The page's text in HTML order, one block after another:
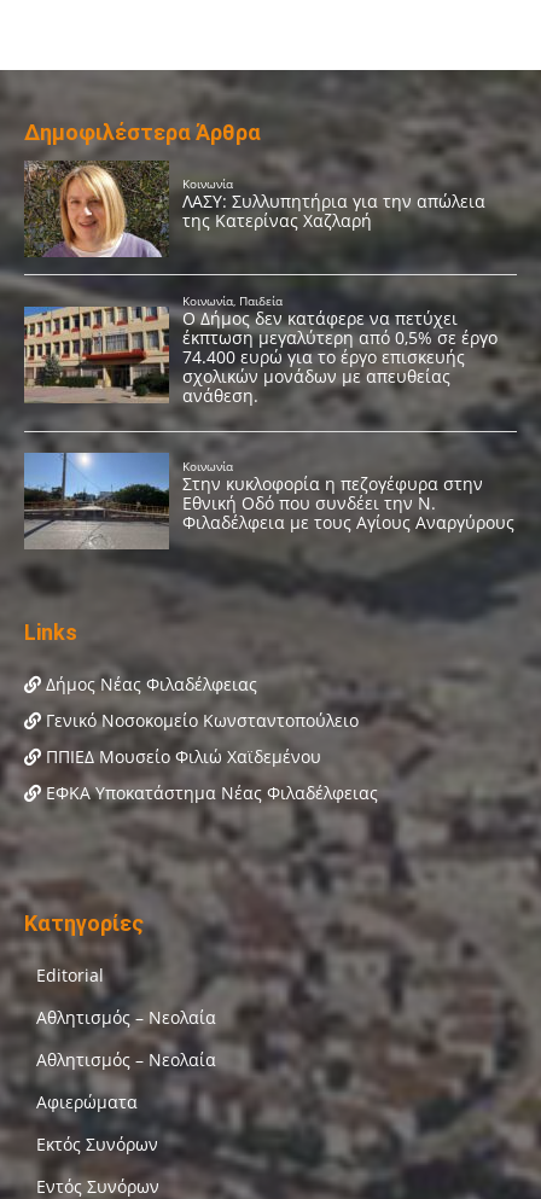
Δημοφιλέστερα Άρθρα
Links
Δήμος Νέας Φιλαδέλφειας
Γενικό Νοσοκομείο Κωνσταντοπούλειο
ΠΠΙΕΔ Μουσείο Φιλιώ Χαϊδεμένου
ΕΦΚΑ Υποκατάστημα Νέας Φιλαδέλφειας
Κατηγορίες
Editorial
Αθλητισμός – Νεολαία
Αθλητισμός – Νεολαία
Αφιερώματα
Εκτός Συνόρων
Εντός Συνόρων